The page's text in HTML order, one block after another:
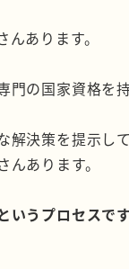
あります。
の国家資格を
決策を提示し
あります。
うプロセスです